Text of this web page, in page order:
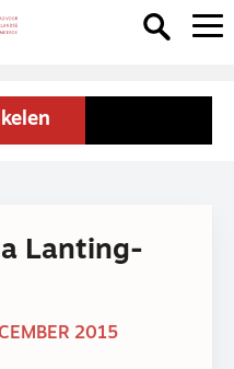
Lanting-
2015